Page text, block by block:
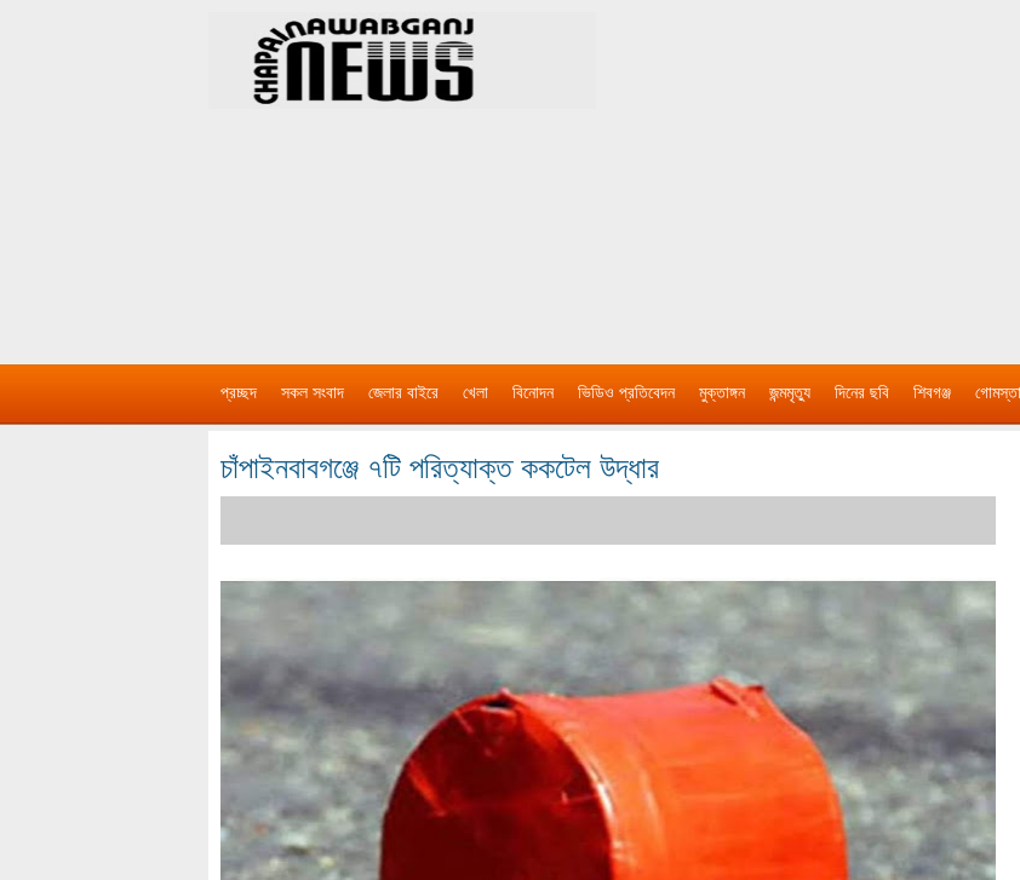
প্রচ্ছদ সকল সংবাদ জেলার বাইরে খেলা বিনোদন ভিডিও প্রতিবেদন মুক্তাঙ্গন জন্মমৃত্যু দিনের ছবি শিবগঞ্জ
চাঁপাইনবাবগঞ্জে ৭টি পরিত্যাক্ত ককটেল উদ্ধার